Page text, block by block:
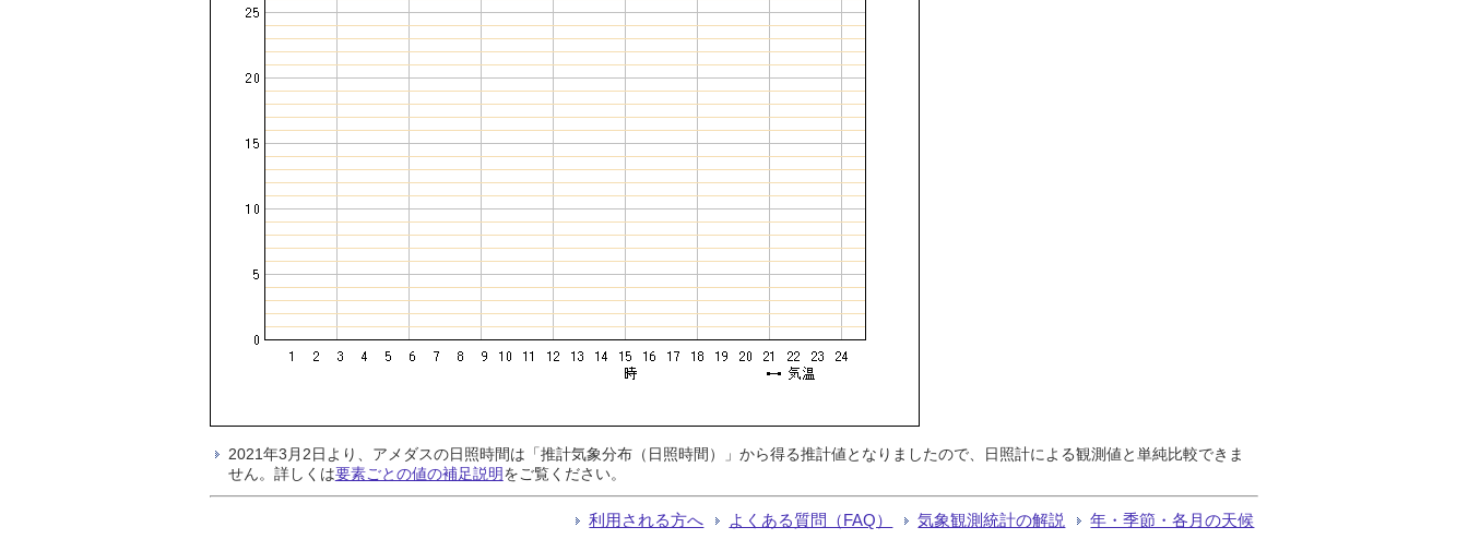
2021年3月2日より、アメダスの日照時間は「推計気象分布（日照時間）」から得る推計値となりましたので、日照計による観測値と単純比較できま
せん。詳しくは要素ごとの値の補足説明をご覧ください。
利用される方へ よくある質問（FAQ） 気象観測統計の解説 年・季節・各月の天候